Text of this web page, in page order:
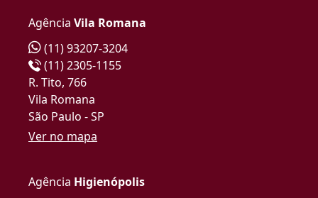
Agência Vila Romana
(11) 93207-3204
(11) 2305-1155
R. Tito, 766
Vila Romana
São Paulo - SP
Ver no mapa
Agência Higienópolis